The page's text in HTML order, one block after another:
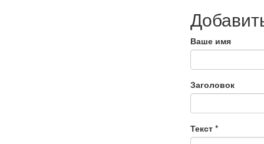
Ваше имя
Заголовок
Текст *